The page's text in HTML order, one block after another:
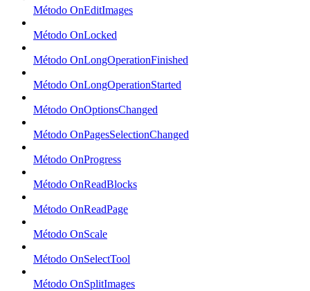
Método OnEditImages
Método OnLocked
Método OnLongOperationFinished
Método OnLongOperationStarted
Método OnOptionsChanged
Método OnPagesSelectionChanged
Método OnProgress
Método OnReadBlocks
Método OnReadPage
Método OnScale
Método OnSelectTool
Método OnSplitImages